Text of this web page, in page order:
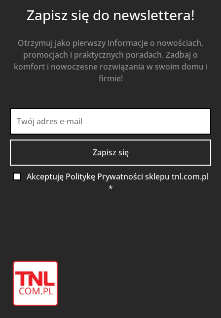
Zapisz się do newslettera!
Otrzymuj jako pierwszy informacje o nowościach,
promocjach i praktycznych poradach. Zadbaj o
komfort i nowoczesne rozwiązania w swoim domu i
firmie!
Akceptuję Politykę Prywatności sklepu tnl.com.pl
*